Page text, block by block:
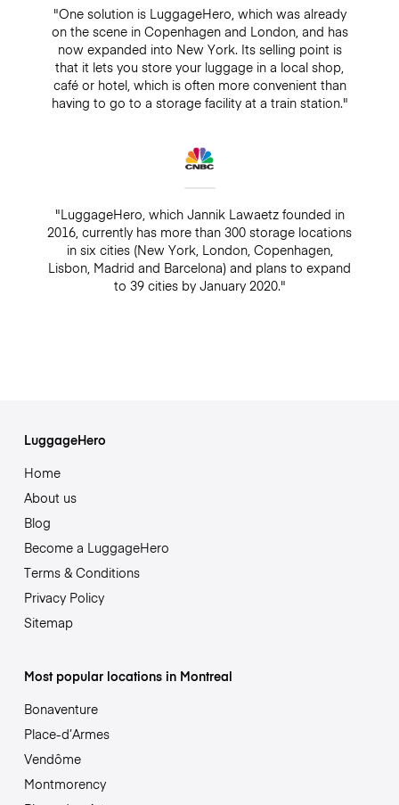
"One solution is LuggageHero, which was already
on the scene in Copenhagen and London, and has
now expanded into New York. Its selling point is
that it lets you store your luggage in a local shop,
café or hotel, which is often more convenient than
having to go to a storage facility at a train station."
"LuggageHero, which Jannik Lawaetz founded in
2016, currently has more than 300 storage locations
in six cities (New York, London, Copenhagen,
Lisbon, Madrid and Barcelona) and plans to expand
to 39 cities by January 2020."
LuggageHero
Home
About us
Blog
Become a LuggageHero
Terms & Conditions
Privacy Policy
Sitemap
Most popular locations in Montreal
Bonaventure
Place-d’Armes
Vendôme
Montmorency